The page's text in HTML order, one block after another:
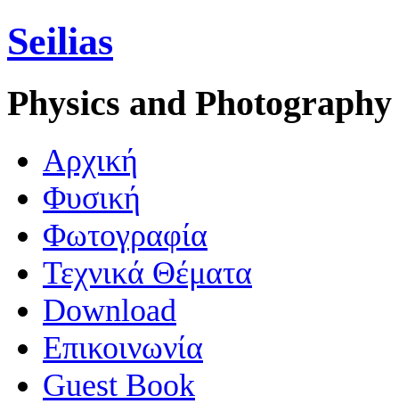
Seilias
Physics and Photography
Aρχική
Φυσική
Φωτογραφία
Τεχνικά Θέματα
Download
Επικοινωνία
Guest Book